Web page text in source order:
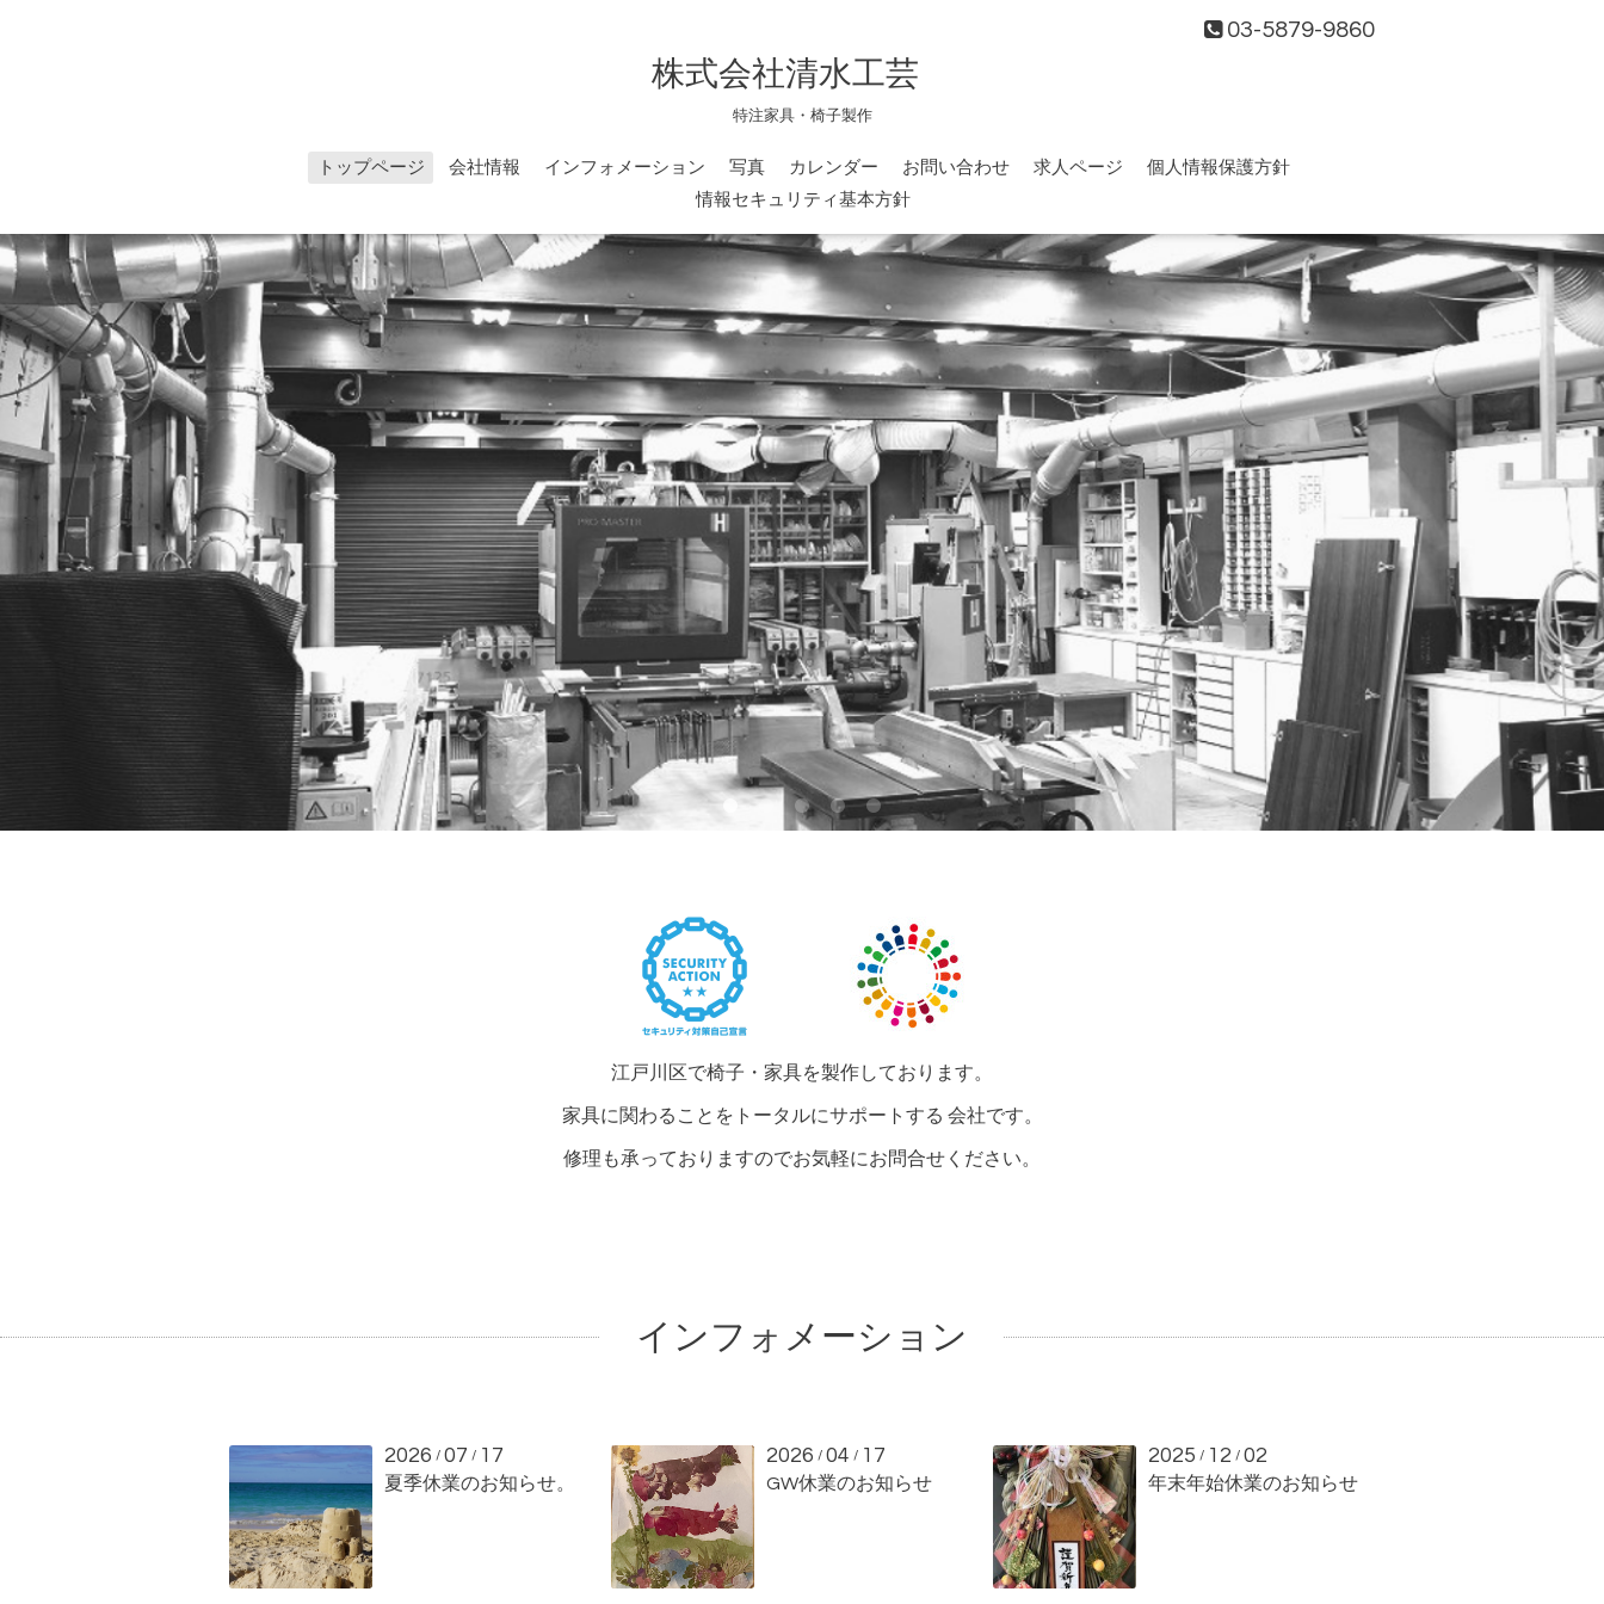
03-5879-9860
株式会社清水工芸
特注家具・椅子製作
トップページ 会社情報 インフォメーション 写真 カレンダー お問い合わせ 求人ページ
個人情報保護方針
情報セキュリティ基本方針
江戸川区で椅子・家具を製作しております。
家具に関わることをトータルにサポートする 会社です。
修理も承っておりますのでお気軽にお問合せください。
インフォメーション
2026 / 07 / 17
夏季休業のお知らせ。
2026 / 04 / 17
GW休業のお知らせ
2025 / 12 / 02
年末年始休業のお知らせ